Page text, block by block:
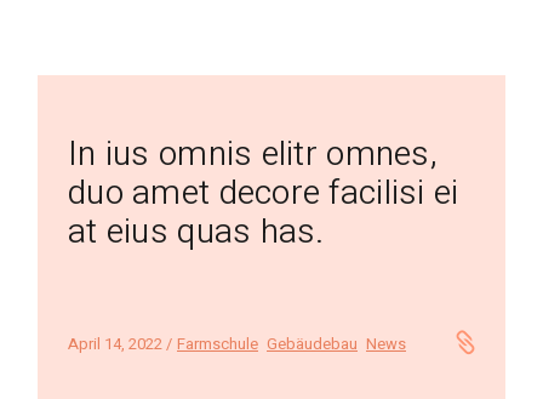
In ius omnis elitr omnes,
duo amet decore facilisi ei
at eius quas has.
April 14, 2022 Farmschule Gebäudebau News